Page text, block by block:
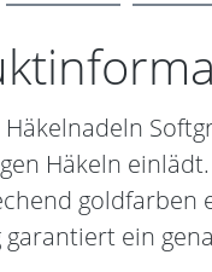
Häkelnadeln
Häkeln
goldfarben
garantiert ein